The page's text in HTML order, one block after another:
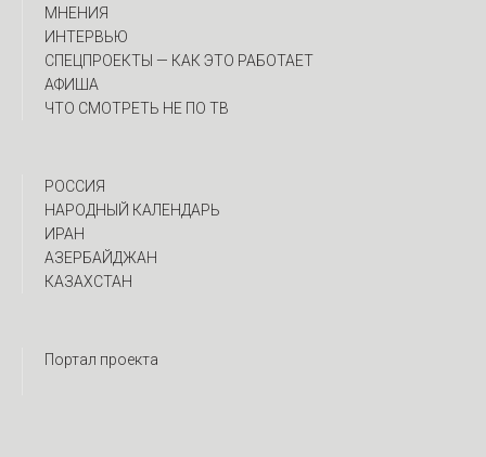
МНЕНИЯ
ИНТЕРВЬЮ
CПЕЦПРОЕКТЫ — КАК ЭТО РАБОТАЕТ
АФИША
ЧТО СМОТРЕТЬ НЕ ПО ТВ
РОССИЯ
НАРОДНЫЙ КАЛЕНДАРЬ
ИРАН
АЗЕРБАЙДЖАН
КАЗАХСТАН
Портал проекта